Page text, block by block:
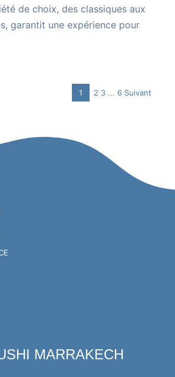
de choix, des classiques aux
garantit une expérience pour
Navigation
Page
1 Page
2 Page
3 ... Page
6 Suivant
MARRAKECH